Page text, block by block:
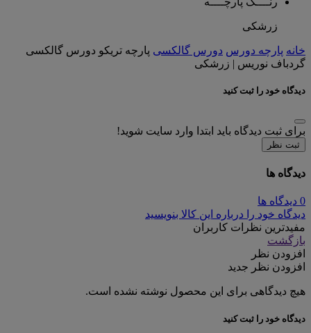
زرشکی
خانه پارچه دورس دورس گالکسی پارچه تریکو دورس گالکسی
گردباف نوریس | زرشکی
دیدگاه خود را ثبت کنید
برای ثبت دیدگاه باید ابتدا وارد سایت شوید!
ثبت نظر
دیدگاه ها
0 دیدگاه ها
دیدگاه خود را درباره این کالا بنویسید
مفیدترین نظرات کاربران
بازگشت
افزودن نظر
افزودن نظر جدید
هیچ دیدگاهی برای این محصول نوشته نشده است.
دیدگاه خود را ثبت کنید